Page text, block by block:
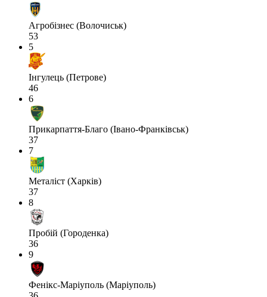
Агробізнес (Волочиськ)
53
5
Інгулець (Петрове)
46
6
Прикарпаття-Благо (Івано-Франківськ)
37
7
Металіст (Харків)
37
8
Пробій (Городенка)
36
9
Фенікс-Маріуполь (Маріуполь)